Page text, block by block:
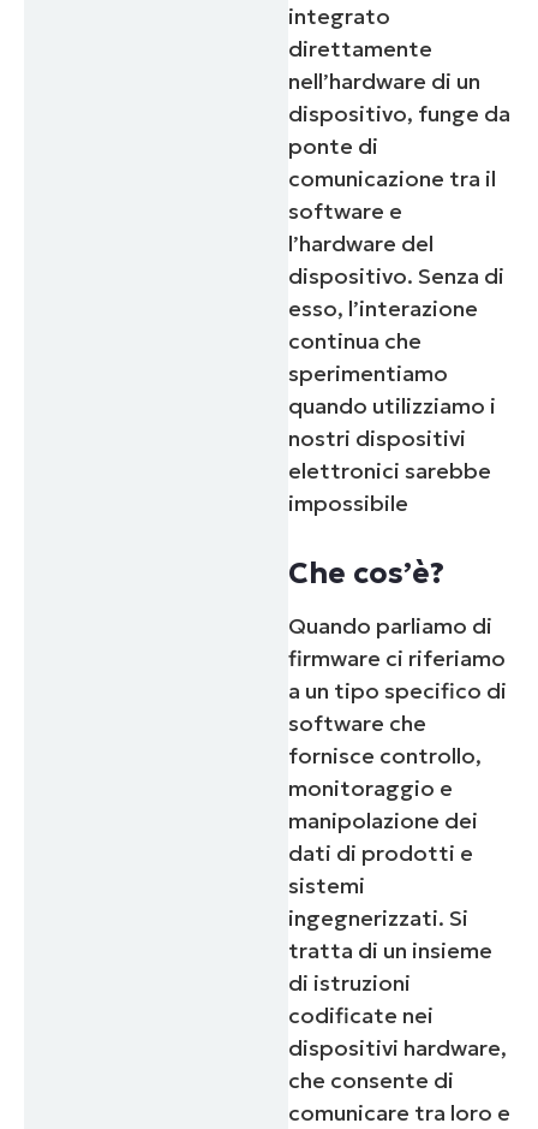
integrato
direttamente
nell’hardware di un
dispositivo, funge da
ponte di
comunicazione tra il
software e
l’hardware del
dispositivo. Senza di
esso, l’interazione
continua che
sperimentiamo
quando utilizziamo i
nostri dispositivi
elettronici sarebbe
impossibile
Che cos’è?
Quando parliamo di
firmware ci riferiamo
a un tipo specifico di
software che
fornisce controllo,
monitoraggio e
manipolazione dei
dati di prodotti e
sistemi
ingegnerizzati. Si
tratta di un insieme
di istruzioni
codificate nei
dispositivi hardware,
che consente di
comunicare tra loro e